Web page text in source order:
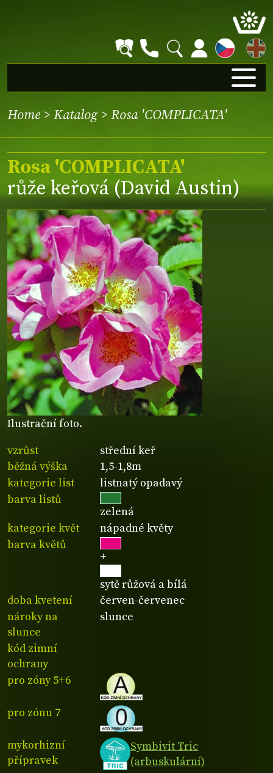
EN
Home > Katalog> Rosa 'COMPLICATA'
Ilustrační foto.
Rosa 'COMPLICATA'
růže keřová (David Austin)
vzrůst
střední keř
běžná výška
1,5-1,8m
kategorie list
listnatý opadavý
barva listů
zelená
kategorie květ
nápadné květy
barva květů
+
sytě růžová a bílá
doba kvetení
červen-červenec
nároky na
slunce
slunce
kód zimní
ochrany
pro zóny 5+6
pro zónu 7
mykorhizní
přípravek
Symbivit Tric
(arbuskulární)